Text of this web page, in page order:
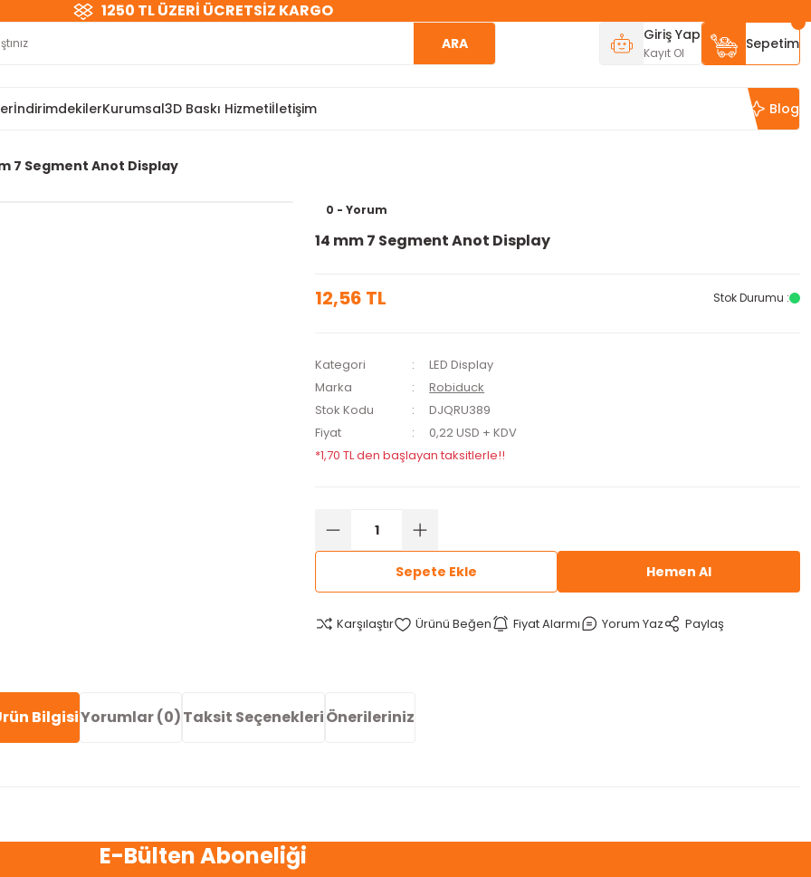
1250 TL ÜZERİ ÜCRETSİZ KARGO
ARA Giriş Yap
Kayıt Ol
Sepetim
İndirimdekilerKurumsal3D Baskı Hizmetiİletişim Blog
7 Segment Anot Display
0 - Yorum
14 mm 7 Segment Anot Display
12,56 TL Stok Durumu :
Kategori
LED Display
Marka
Robiduck
Stok Kodu
DJQRU389
Fiyat
0,22 USD + KDV
*1,70 TL den başlayan taksitlerle!!
Sepete Ekle Hemen Al
Karşılaştır Fiyat Alarmı Yorum Yaz Paylaş
BilgisiYorumlar (0)Taksit SeçenekleriÖnerileriniz
Bu ürüne ilk yorumu siz yapın!
E-Bülten Aboneliği